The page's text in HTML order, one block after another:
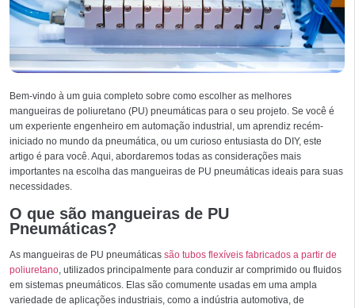
Bem-vindo à um guia completo sobre como escolher as melhores
mangueiras de poliuretano (PU) pneumáticas para o seu projeto. Se você é
um experiente engenheiro em automação industrial, um aprendiz recém-
iniciado no mundo da pneumática, ou um curioso entusiasta do DIY, este
artigo é para você. Aqui, abordaremos todas as considerações mais
importantes na escolha das mangueiras de PU pneumáticas ideais para suas
necessidades.
O que são mangueiras de PU
Pneumáticas?
As mangueiras de PU pneumáticas são tubos flexíveis fabricados a partir de
poliuretano, utilizados principalmente para conduzir ar comprimido ou fluidos
em sistemas pneumáticos. Elas são comumente usadas em uma ampla
variedade de aplicações industriais, como a indústria automotiva, de